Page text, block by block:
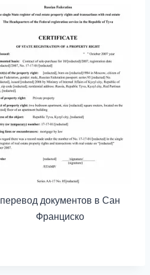
перевод документов в Сан
Франциско